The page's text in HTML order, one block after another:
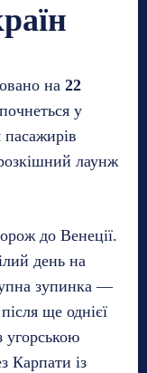
на 22
у
пасажирів
лаунж
до Венеції.
день на
зупинка —
ще однієї
угорською
Карпати із